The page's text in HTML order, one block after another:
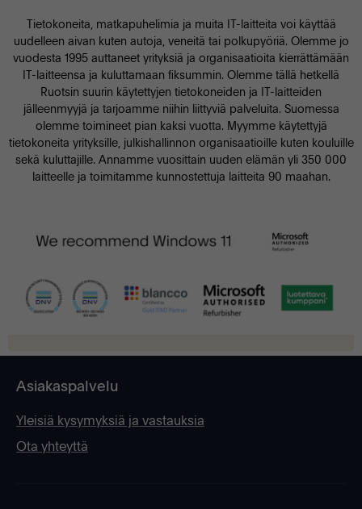
Tietokoneita, matkapuhelimia ja muita IT-laitteita voi käyttää
uudelleen aivan kuten autoja, veneitä tai polkupyöriä. Olemme jo
vuodesta 1995 auttaneet yrityksiä ja organisaatioita kierrättämään
IT-laitteensa ja kuluttamaan fiksummin. Olemme tällä hetkellä
Ruotsin suurin käytettyjen tietokoneiden ja IT-laitteiden
jälleenmyyjä ja tarjoamme niihin liittyviä palveluita. Suomessa
olemme toimineet pian kaksi vuotta. Myymme käytettyjä
tietokoneita yrityksille, julkishallinnon organisaatioille kuten kouluille
sekä kuluttajille. Annamme vuosittain uuden elämän yli 350 000
laitteelle ja toimitamme kunnostettuja laitteita 90 maahan.
Asiakaspalvelu
Yleisiä kysymyksiä ja vastauksia
Ota yhteyttä